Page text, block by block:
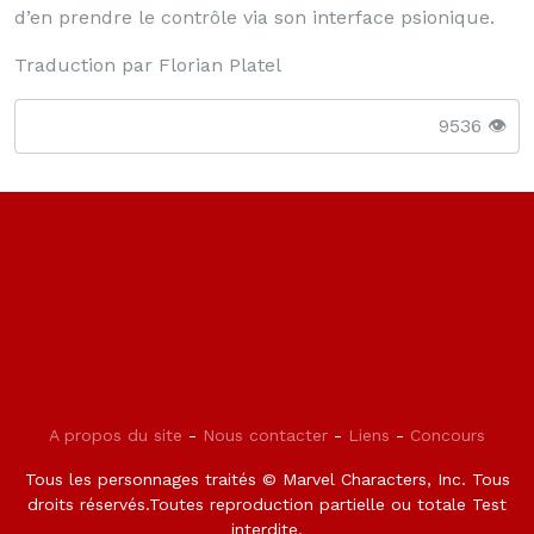
d’en prendre le contrôle via son interface psionique.
Traduction par Florian Platel
9536 👁️
A propos du site - Nous contacter - Liens - Concours
Tous les personnages traités © Marvel Characters, Inc. Tous
droits réservés.Toutes reproduction partielle ou totale Test
interdite.